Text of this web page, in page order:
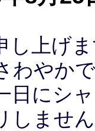
し上げ
わやか
日にシ
しませ